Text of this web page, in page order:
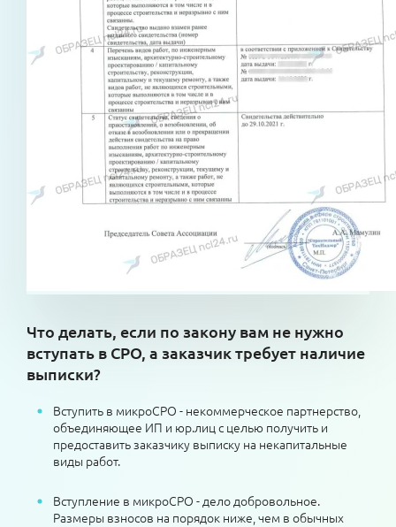
Что делать, если по закону вам не нужно
вступать в СРО, а заказчик требует наличие
выписки?
Вступить в микроСРО - некоммерческое партнерство,
объединяющее ИП и юр.лиц с целью получить и
предоставить заказчику выписку на некапитальные
виды работ.
Вступление в микроСРО - дело добровольное.
Размеры взносов на порядок ниже, чем в обычных